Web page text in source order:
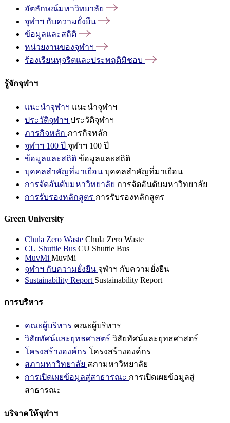
อัตลักษณ์มหาวิทยาลัย
จุฬาฯ กับความยั่งยืน
ข้อมูลและสถิติ
หน่วยงานของจุฬาฯ
ร้องเรียนทุจริตและประพฤติมิชอบ
รู้จักจุฬาฯ
แนะนำจุฬาฯ แนะนำจุฬาฯ
ประวัติจุฬาฯ ประวัติจุฬาฯ
ภารกิจหลัก ภารกิจหลัก
จุฬาฯ 100 ปี จุฬาฯ 100 ปี
ข้อมูลและสถิติ ข้อมูลและสถิติ
บุคคลสำคัญที่มาเยือน บุคคลสำคัญที่มาเยือน
การจัดอันดับมหาวิทยาลัย การจัดอันดับมหาวิทยาลัย
การรับรองหลักสูตร การรับรองหลักสูตร
Green University
Chula Zero Waste Chula Zero Waste
CU Shuttle Bus CU Shuttle Bus
MuvMi MuvMi
จุฬาฯ กับความยั่งยืน จุฬาฯ กับความยั่งยืน
Sustainability Report Sustainability Report
การบริหาร
คณะผู้บริหาร คณะผู้บริหาร
วิสัยทัศน์และยุทธศาสตร์ วิสัยทัศน์และยุทธศาสตร์
โครงสร้างองค์กร โครงสร้างองค์กร
สภามหาวิทยาลัย สภามหาวิทยาลัย
การเปิดเผยข้อมูลสู่สาธารณะ การเปิดเผยข้อมูลสู่
สาธารณะ
บริจาคให้จุฬาฯ